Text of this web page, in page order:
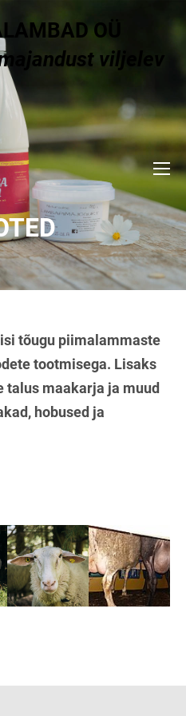
OÜ
viljelev
tõugu piimalammaste
tootmisega. Lisaks
talus maakarja ja muud
hobused ja